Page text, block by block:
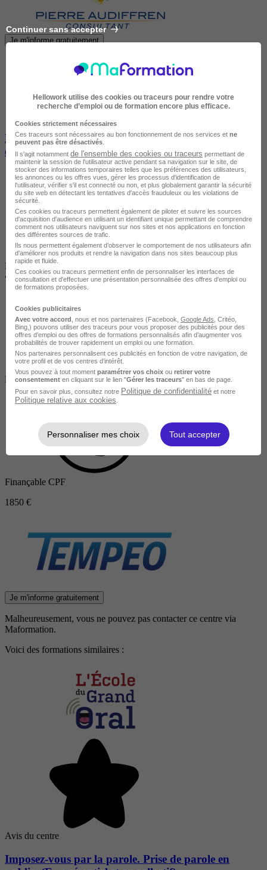
Je m'informe gratuitement
Prise de Parole en Public avec Assurance, Pertinence
et adaptabilité (en Alsace)
LALAYE
•
En centre
Salarié en poste /
Demandeur d'emploi / Entreprise
Finançable CPF
1850 €
Je m'informe gratuitement
Malheureusement, vous ne pouvez pas contacter ce centre via
Maformation.
Voici des formations similaires :
Avis du centre
Imposez-vous par la parole. Prise de parole en
Continuer sans accepter
Hellowork utilise des cookies ou traceurs pour rendre votre
recherche d’emploi ou de formation encore plus efficace.
Cookies strictement nécessaires
Ces traceurs sont nécessaires au bon fonctionnement de nos services et ne
peuvent pas être désactivés
Il s'agit notamment de l'ensemble des cookies ou traceurs permettant de
maintenir la session de l'utilisateur active pendant sa navigation sur le site, de
stocker des informations temporaires telles que les préférences des utilisateurs,
les annonces ou les offres vues, gérer les processus d'identification de
l'utilisateur, vérifier s'il est connecté ou non, et plus globalement garantir la sécurité
du site web en détectant les tentatives d'accès frauduleux ou les violations de
sécurité.
Ces cookies ou traceurs permettent également de piloter et suivre les sources
d'acquisition d'audience en utilisant un identifiant unique permettant de comprendre
comment nos utilisateurs naviguent sur nos sites et nos applications en fonction
des différentes sources de trafic.
Ils nous permettent également d’observer le comportement de nos utilisateurs afin
d'améliorer nos produits et rendre la navigation dans nos sites beaucoup plus
rapide et fluide.
Ces cookies ou traceurs permettent enfin de personnaliser les interfaces de
consultation et d'effectuer une présentation personnalisée des offres d'emploi ou
de formations proposées.
Cookies publicitaires
Avec votre accord , nous et nos partenaires (Facebook, Google Ads , Critéo,
Bing,) pouvons utiliser des traceurs pour vous proposer des publicités pour des
offres d’emploi ou des offres de formations personnalisés afin d’augmenter vos
probabilités de trouver rapidement un emploi ou une formation.
Nos partenaires personnalisent ces publicités en fonction de votre navigation, de
votre profil et de vos centres d’intérêt.
Vous pouvez à tout moment paramétrer vos choix ou retirer votre
consentement en cliquant sur le lien "Gérer les traceurs" en bas de page.
Pour en savoir plus, consultez notre Politique de confidentialité et notre
Politique relative aux cookies
Personnaliser mes choix Tout accepter